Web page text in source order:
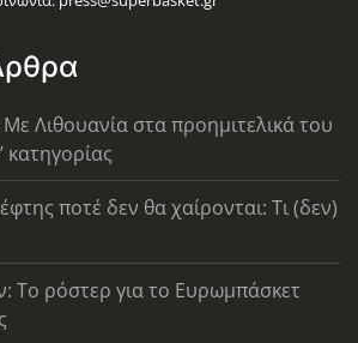
Λιθουανία στα προημιτελικά του
κατηγορίας
ποτέ δεν θα χαίρονται: Τι (δεν)
Το ρόστερ για το Ευρωμπάσκετ